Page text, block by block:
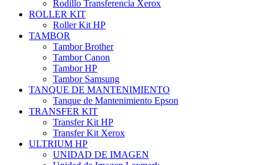
Rodillo Transferencia Xerox
ROLLER KIT
Roller Kit HP
TAMBOR
Tambor Brother
Tambor Canon
Tambor HP
Tambor Samsung
TANQUE DE MANTENIMIENTO
Tanque de Mantenimiento Epson
TRANSFER KIT
Transfer Kit HP
Transfer Kit Xerox
ULTRIUM HP
UNIDAD DE IMAGEN